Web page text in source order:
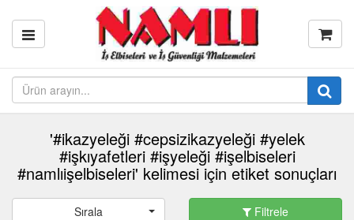
'#ikazyeleği #cepsizikazyeleği #yelek
#işkıyafetleri #işyeleği #işelbiseleri
#namlıişelbiseleri' kelimesi için etiket sonuçları
Sırala Filtrele